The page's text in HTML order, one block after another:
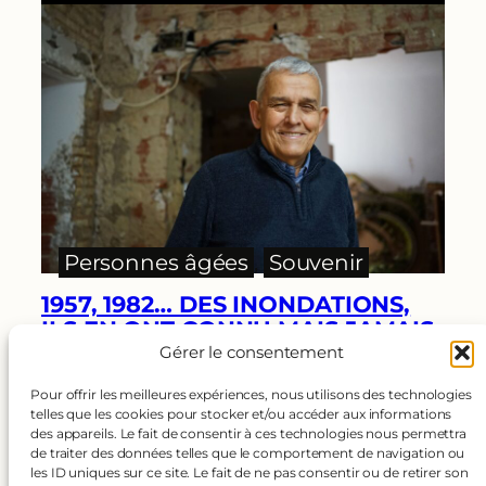
Gérer le consentement
Pour offrir les meilleures expériences, nous utilisons des technologies
telles que les cookies pour stocker et/ou accéder aux informations
des appareils. Le fait de consentir à ces technologies nous permettra
de traiter des données telles que le comportement de navigation ou
les ID uniques sur ce site. Le fait de ne pas consentir ou de retirer son
Personnes âgées , Souvenir
1957, 1982… DES INONDATIONS,
ILS EN ONT CONNU MAIS JAMAIS
COMME ÇA
Ils avaient 10 ou 20 ans au moment de celle que l’on
appelait la « grande inondation » , celle… …